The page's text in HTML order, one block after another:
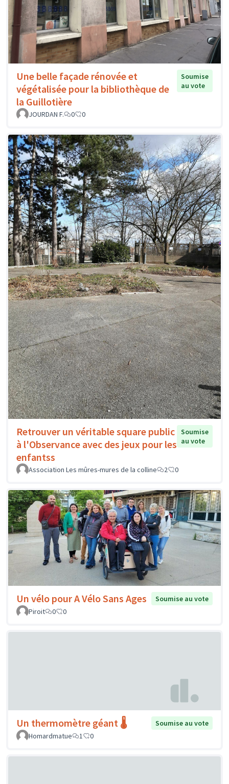
Une belle façade rénovée et
végétalisée pour la bibliothèque de
la Guillotière
Soumise
au vote
JOURDAN F. 0 0
Retrouver un véritable square public
à l'Observance avec des jeux pour les
enfantss
Soumise
au vote
Association Les mûres-mures de la colline 2 0
Un vélo pour A Vélo Sans Ages
Soumise au vote
Piroit
0 0
Un thermomètre géant 🌡️
Soumise au vote
Homardmatue
1 0